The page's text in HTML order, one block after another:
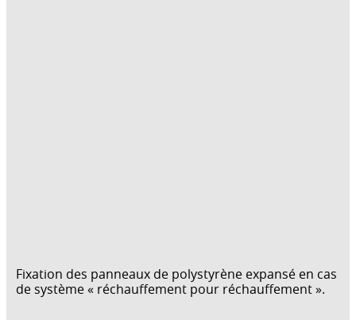
Fixation des panneaux de polystyrène expansé en cas
de système « réchauffement pour réchauffement ».